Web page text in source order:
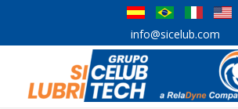
info@sicelub.com